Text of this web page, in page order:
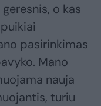
o kas
pasirinkimas
Mano
nauja
turiu